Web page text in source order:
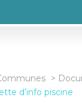
d’info piscine